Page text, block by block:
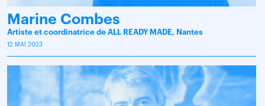
Marine Combes
Artiste et coordinatrice de ALL READY MADE, Nantes
12 MAI 2023